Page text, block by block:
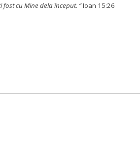
fost cu Mine dela început. ”Ioan 15:26